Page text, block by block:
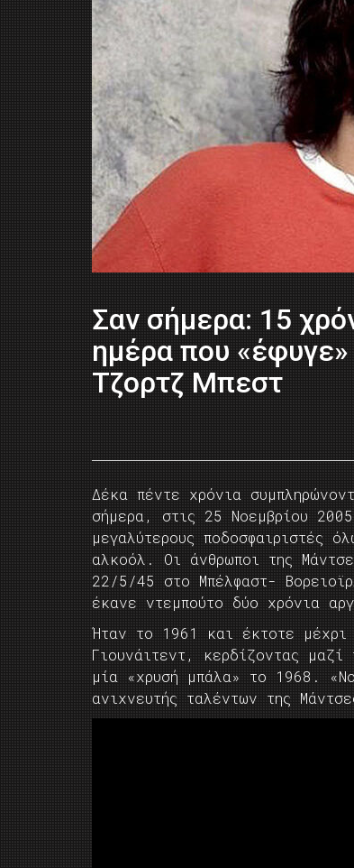
Σαν σήμερα: 15
ημέρα που
Τζορτζ Μπεστ
Δέκα πέντε χρόνια
σήμερα, στις 25 Νοεμβρίου
μεγαλύτερους ποδοσφαιριστές
αλκοόλ. Οι άνθρωποι της
22/5/45 στο Μπέλφαστ-
έκανε ντεμπούτο δύο χρόνια
Ήταν το 1961 και έκτοτε
Γιουνάιτεντ, κερδίζοντας
μία «χρυσή μπάλα» το 1968.
ανιχνευτής ταλέντων της